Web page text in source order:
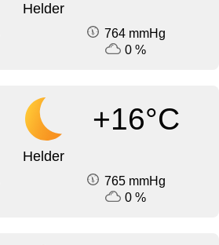
Helder
764 mmHg
0 %
+16°C
Helder
765 mmHg
0 %